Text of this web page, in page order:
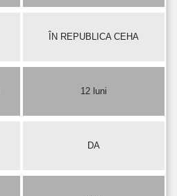
ÎN REPUBLICA CEHA
12 luni
DA